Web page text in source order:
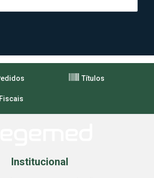
Títulos
Institucional